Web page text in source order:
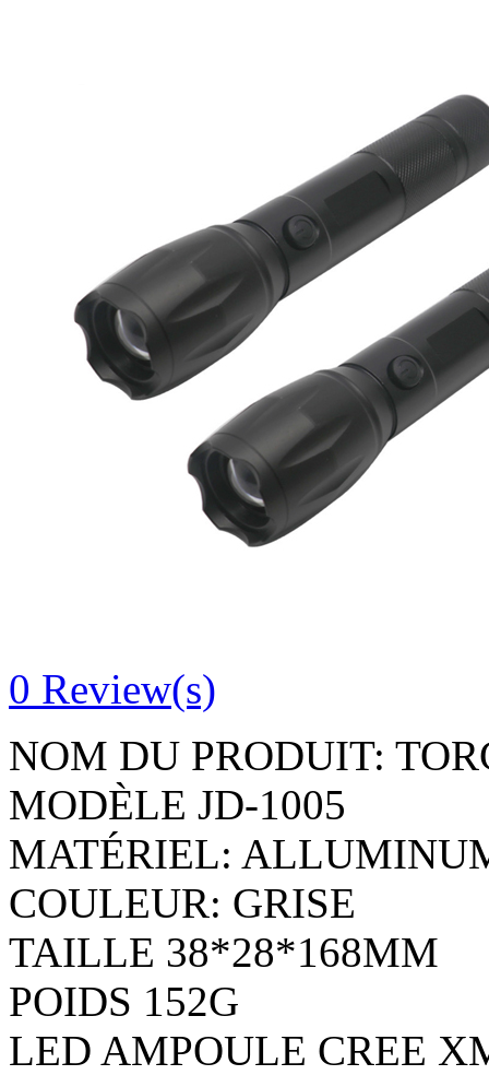
0 Review(s)
NOM DU PRODUIT:
MODÈLE JD-1005
MATÉRIEL:
COULEUR: GRISE
TAILLE 38*28*168MM
POIDS 152G
LED AMPOULE CREE